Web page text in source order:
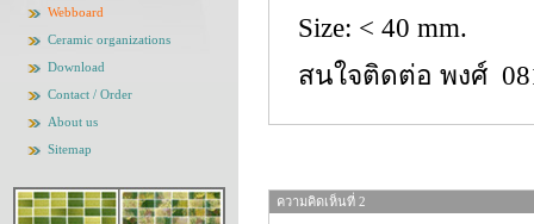
Webboard
Ceramic organizations
Download
Contact / Order
About us
Sitemap
Size: < 40 mm.
สนใจติดต่อ พงศ์
ความคิดเห็นที่ 2